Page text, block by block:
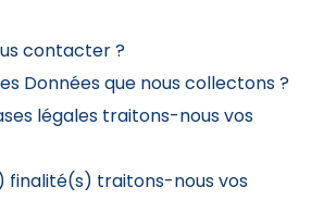
contacter ?
Données que nous collectons ?
légales traitons-nous vos
finalité(s) traitons-nous vos